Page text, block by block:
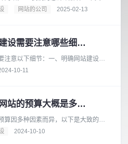
以及您可以如何选择合适的公司来帮您
网站的公司 2025-02-13
公司集团企业网站建设需要注意哪些细节？
注意以下细节：一、明确网站建设目
团企业应明确网站的建设目标。例
10-11
公司集团企业建设网站的预算大概是多少？
算因多种因素而异，以下是大致的预
围：如果选择模板建站，费用可能在
2024-10-10